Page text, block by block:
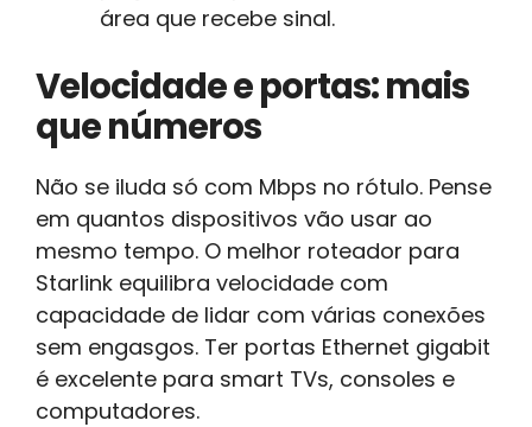
área que recebe sinal.
Velocidade e portas: mais
que números
Não se iluda só com Mbps no rótulo. Pense
em quantos dispositivos vão usar ao
mesmo tempo. O melhor roteador para
Starlink equilibra velocidade com
capacidade de lidar com várias conexões
sem engasgos. Ter portas Ethernet gigabit
é excelente para smart TVs, consoles e
computadores.